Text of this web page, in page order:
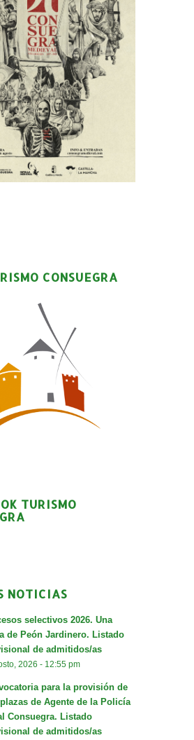
CONSUEGRA
TURISMO
NOTICIAS
selectivos 2026. Una
de Peón Jardinero. Listado
de admitidos/as
2026 - 12:55 pm
para la provisión de
de Agente de la Policía
Consuegra. Listado
de admitidos/as